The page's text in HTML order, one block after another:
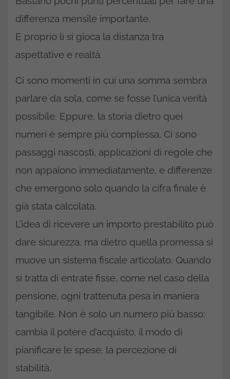
differenza mensile importante.
E proprio lì si gioca la distanza tra
aspettative e realtà.
Ci sono momenti in cui una somma sembra
parlare da sola, come se fosse l’unica verità
possibile. Eppure, la storia dietro quei
numeri è sempre più complessa. Ci sono
passaggi nascosti, applicazioni di regole che
non appaiono immediatamente, e differenze
che emergono solo quando la cifra finale è
già stata calcolata.
L’idea di ricevere un importo prestabilito può
dare sicurezza, ma dietro quella promessa si
muove un sistema fiscale articolato. Quando
si tratta di entrate fisse, come nel caso della
pensione, ogni trattenuta pesa in maniera
tangibile. Non è solo un numero più basso:
cambia il potere d’acquisto, il modo di
pianificare le spese, la percezione di
stabilità.